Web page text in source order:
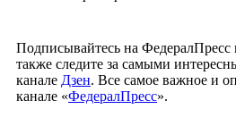
Подписывайтесь на ФедералПресс
также следите за самыми
канале Дзен. Все самое важное и
канале «ФедералПресс».